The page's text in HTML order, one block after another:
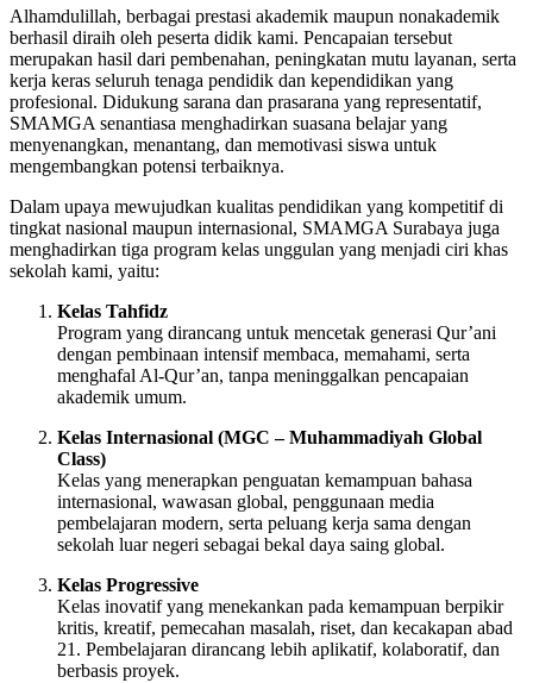
Alhamdulillah, berbagai prestasi akademik maupun nonakademik
berhasil diraih oleh peserta didik kami. Pencapaian tersebut
merupakan hasil dari pembenahan, peningkatan mutu layanan, serta
kerja keras seluruh tenaga pendidik dan kependidikan yang
profesional. Didukung sarana dan prasarana yang representatif,
SMAMGA senantiasa menghadirkan suasana belajar yang
menyenangkan, menantang, dan memotivasi siswa untuk
mengembangkan potensi terbaiknya.
Dalam upaya mewujudkan kualitas pendidikan yang kompetitif di
tingkat nasional maupun internasional, SMAMGA Surabaya juga
menghadirkan tiga program kelas unggulan yang menjadi ciri khas
sekolah kami, yaitu:
Kelas Tahfidz
Program yang dirancang untuk mencetak generasi Qur’ani
dengan pembinaan intensif membaca, memahami, serta
menghafal Al-Qur’an, tanpa meninggalkan pencapaian
akademik umum.
Kelas Internasional (MGC – Muhammadiyah Global
Class)
Kelas yang menerapkan penguatan kemampuan bahasa
internasional, wawasan global, penggunaan media
pembelajaran modern, serta peluang kerja sama dengan
sekolah luar negeri sebagai bekal daya saing global.
Kelas Progressive
Kelas inovatif yang menekankan pada kemampuan berpikir
kritis, kreatif, pemecahan masalah, riset, dan kecakapan abad
21. Pembelajaran dirancang lebih aplikatif, kolaboratif, dan
berbasis proyek.